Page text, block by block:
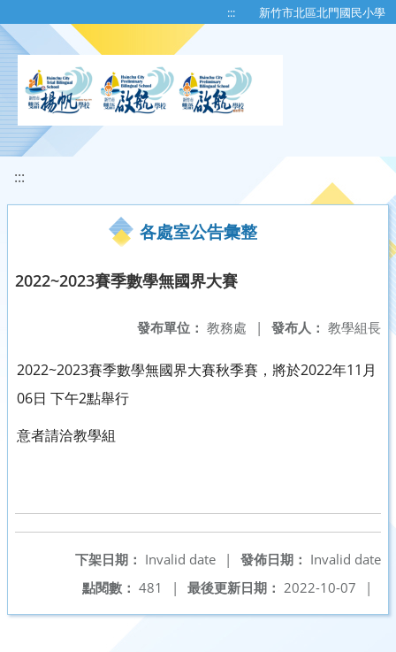
::: 新竹市北區北門國民小學
:::
各處室公告彙整
2022~2023賽季數學無國界大賽
發布人： 教學組長
發布單位： 教務處 |
2022~2023賽季數學無國界大賽秋季賽，將於2022年11月
06日 下午2點舉行
意者請洽教學組
發佈日期： Invalid date
下架日期： Invalid date
|
最後更新日期： 2022-10-07 |
點閱數： 481 |